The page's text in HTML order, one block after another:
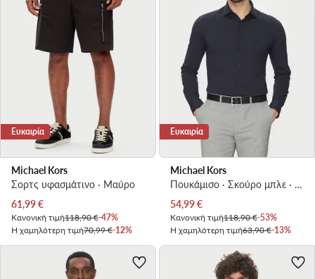
Ευκαιρία
Michael Kors
Σορτς υφασμάτινο · Μαύρο
Τρέχουσα τιμή
61,99€
Κανονική τιμή118,90 €-47%
Η χαμηλότερη τιμή70,99 €-12%
Ευκαιρία
Michael Kors
Πουκάμισο · Σκούρο μπλε · Slim Fit
Τρέχουσα τιμή
54,99€
Κανονική τιμή118,90 €-53%
Η χαμηλότερη τιμή63,90 €-13%